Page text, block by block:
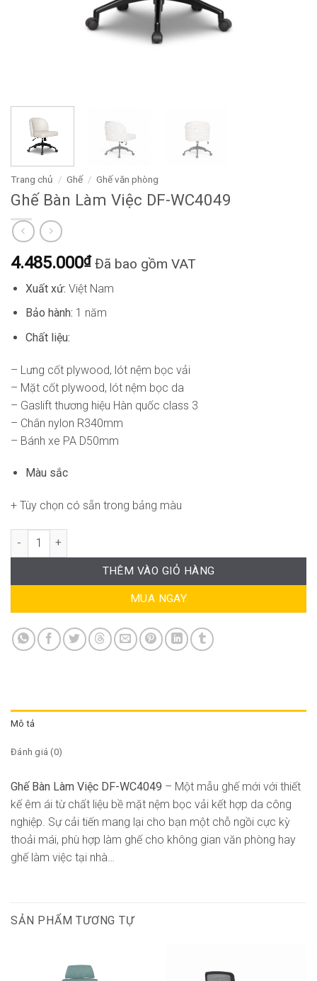
Trang chủ / Ghế / Ghế văn phòng
Ghế Bàn Làm Việc DF-WC4049
4.485.000₫ Đã bao gồm VAT
Xuất xứ: Việt Nam
Bảo hành: 1 năm
Chất liệu:
– Lưng cốt plywood, lót nệm bọc vải
– Mặt cốt plywood, lót nệm bọc da
– Gaslift thương hiệu Hàn quốc class 3
– Chân nylon R340mm
– Bánh xe PA D50mm
Màu sắc
+ Tùy chọn có sẵn trong bảng màu
Ghế Bàn Làm Việc DF-WC4049 số lượng
THÊM VÀO GIỎ HÀNG
MUA NGAY
Mô tả
Đánh giá (0)
Ghế Bàn Làm Việc DF-WC4049 – Một mẫu ghế mới với thiết
kế êm ái từ chất liệu bề mặt nệm bọc vải kết hợp da công
nghiệp. Sự cải tiến mang lại cho bạn một chỗ ngồi cực kỳ
thoải mái, phù hợp làm ghế cho không gian văn phòng hay
ghế làm việc tại nhà…
SẢN PHẨM TƯƠNG TỰ